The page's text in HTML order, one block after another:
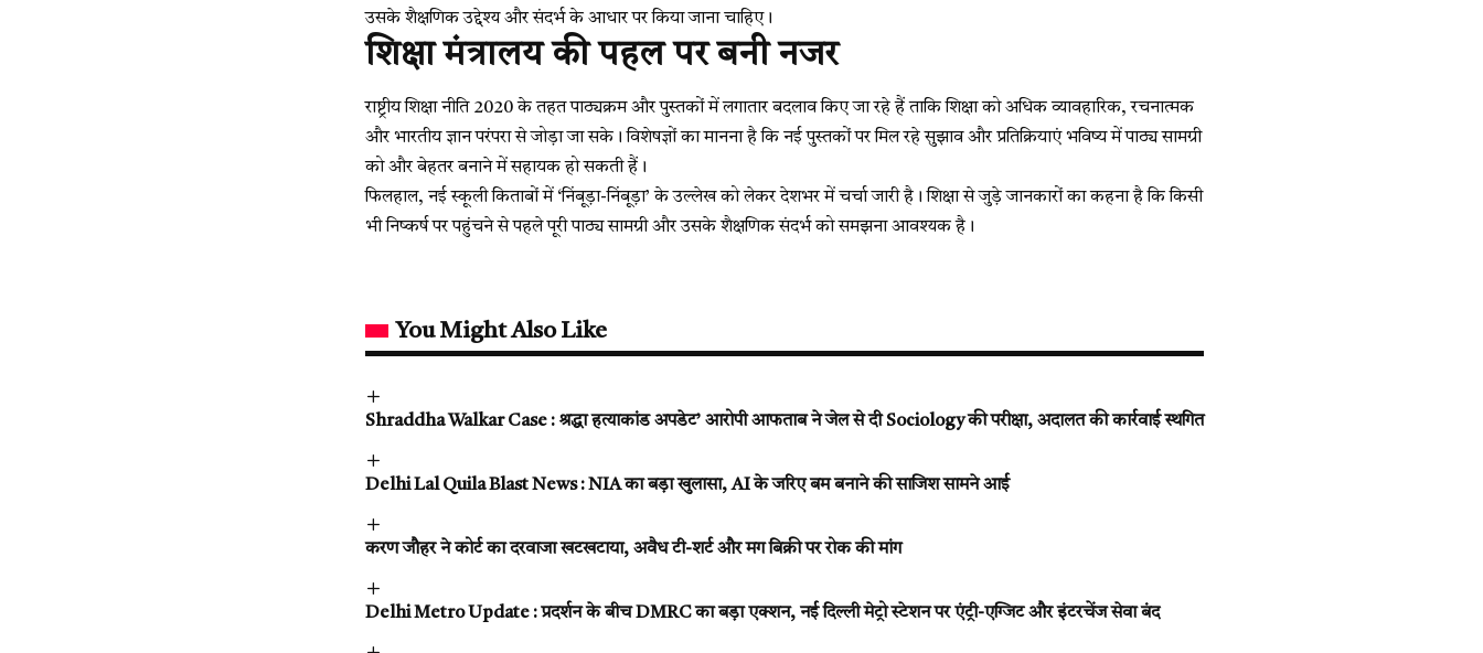
उसके शैक्षणिक उद्देश्य और संदर्भ के आधार पर किया जाना चाहिए।
शिक्षा मंत्रालय की पहल पर बनी नजर
राष्ट्रीय शिक्षा नीति 2020 के तहत पाठ्यक्रम और पुस्तकों में लगातार बदलाव किए जा रहे हैं ताकि शिक्षा को अधिक व्यावहारिक, रचनात्मक
और भारतीय ज्ञान परंपरा से जोड़ा जा सके। विशेषज्ञों का मानना है कि नई पुस्तकों पर मिल रहे सुझाव और प्रतिक्रियाएं भविष्य में पाठ्य सामग्री
को और बेहतर बनाने में सहायक हो सकती हैं।
फिलहाल, नई स्कूली किताबों में ‘निंबूड़ा-निंबूड़ा’ के उल्लेख को लेकर देशभर में चर्चा जारी है। शिक्षा से जुड़े जानकारों का कहना है कि किसी
भी निष्कर्ष पर पहुंचने से पहले पूरी पाठ्य सामग्री और उसके शैक्षणिक संदर्भ को समझना आवश्यक है।
You Might Also Like
Shraddha Walkar Case : श्रद्धा हत्याकांड अपडेट’ आरोपी आफताब ने जेल से दी Sociology की परीक्षा, अदालत की कार्रवाई स्थगित
Delhi Lal Quila Blast News : NIA का बड़ा खुलासा, AI के जरिए बम बनाने की साजिश सामने आई
करण जौहर ने कोर्ट का दरवाजा खटखटाया, अवैध टी-शर्ट और मग बिक्री पर रोक की मांग
Delhi Metro Update : प्रदर्शन के बीच DMRC का बड़ा एक्शन, नई दिल्ली मेट्रो स्टेशन पर एंट्री-एग्जिट और इंटरचेंज सेवा बंद